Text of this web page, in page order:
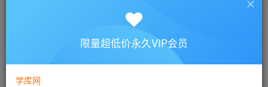
此内容为付费资源，请付费后查看
10
限量超低价永久VIP会员
学库网